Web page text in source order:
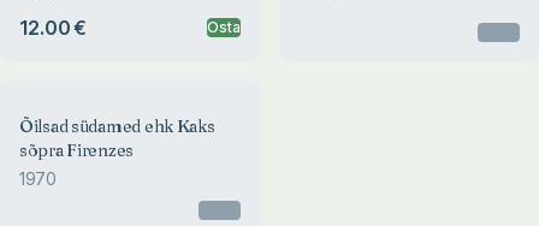
12.00 € Osta
Õilsad südamed ehk Kaks
sõpra Firenzes
1970